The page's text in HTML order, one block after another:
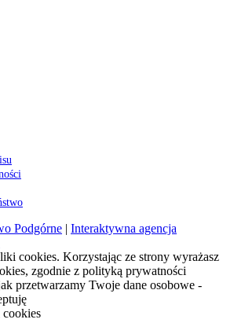
Podgórne | Interaktywna agencja
cookies. Korzystając ze strony wyrażasz
zgodnie z polityką prywatności
przetwarzamy Twoje dane osobowe -